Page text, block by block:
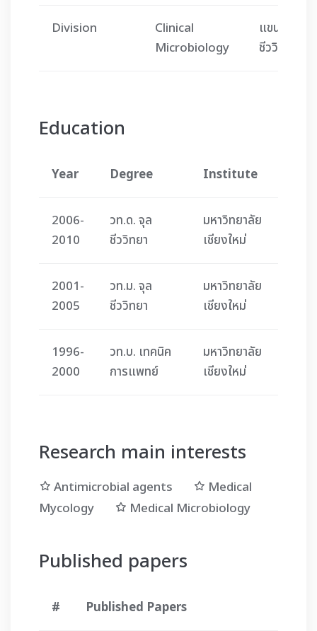
Division
Clinical
Microbiology
แขนงจุล
ชีววิทยาคลิ
Education
Year Degree Institute
2006-
2010
วท.ด. จุล
ชีววิทยา
มหาวิทยาลัย
เชียงใหม่
2001-
2005
วท.ม. จุล
ชีววิทยา
มหาวิทยาลัย
เชียงใหม่
1996-
2000
วท.บ. เทคนิค
การแพทย์
มหาวิทยาลัย
เชียงใหม่
Research main interests
Antimicrobial agents
Medical
Mycology
Medical Microbiology
Published papers
# Published Papers